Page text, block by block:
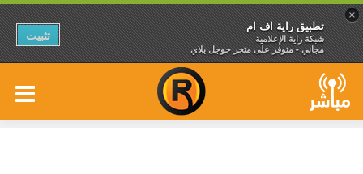
×
تطبيق راية اف ام
شبكة راية الإعلامية
مجاني - متوفر على متجر جوجل بلاي
تثبيت